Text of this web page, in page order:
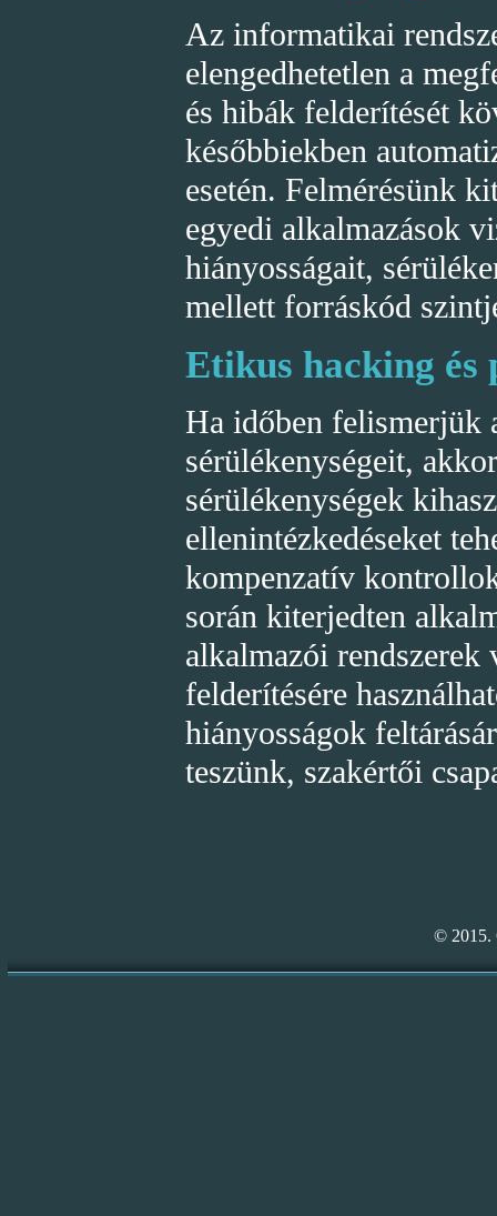
Az informatikai
elengedhetetlen a
és hibák felderítését
későbbiekben
esetén. Felmérésünk
egyedi alkalmazások
hiányosságait,
mellett forráskód
Etikus hacking és
Ha időben felismerjük
sérülékenységeit,
sérülékenységek
ellenintézkedéseket
kompenzatív
során kiterjedten
alkalmazói rendszerek
felderítésére
hiányosságok
teszünk, szakértői
© 2015.